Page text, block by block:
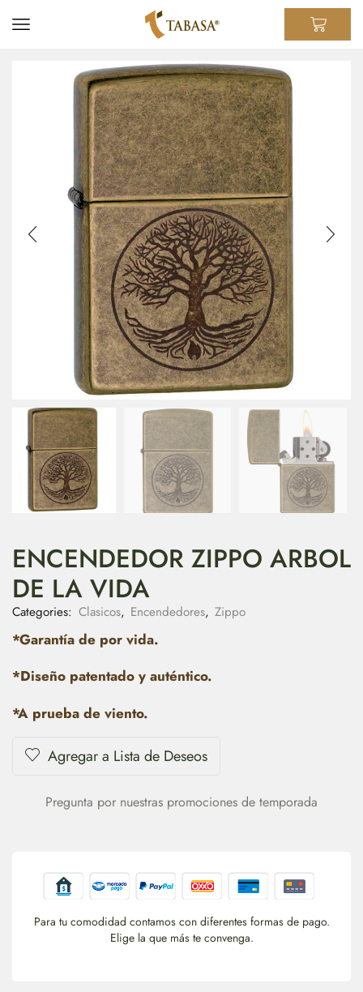
ENCENDEDOR ZIPPO ARBOL
DE LA VIDA
Categories: Clasicos, Encendedores, Zippo
*Garantía de por vida.
*Diseño patentado y auténtico.
*A prueba de viento.
Agregar a Lista de Deseos
Pregunta por nuestras promociones de temporada
Para tu comodidad contamos con diferentes formas de pago.
Elige la que más te convenga.